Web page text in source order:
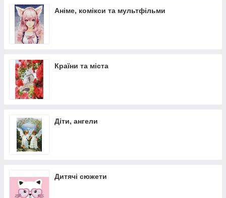
Аніме, комікси та мультфільми
Країни та міста
Діти, ангели
Дитячі сюжети